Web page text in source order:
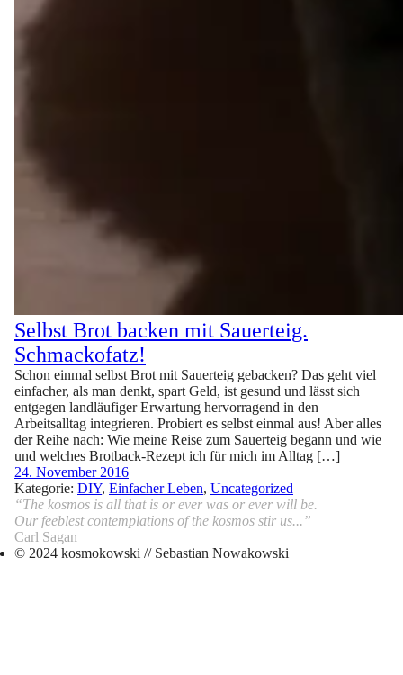
Selbst Brot backen mit Sauerteig.
Schmackofatz!
Schon einmal selbst Brot mit Sauerteig gebacken? Das geht viel
einfacher, als man denkt, spart Geld, ist gesund und lässt sich
entgegen landläufiger Erwartung hervorragend in den
Arbeitsalltag integrieren. Probiert es selbst einmal aus! Aber alles
der Reihe nach: Wie meine Reise zum Sauerteig begann und wie
und welches Brotback-Rezept ich für mich im Alltag […]
24. November 2016
Kategorie: DIY, Einfacher Leben, Uncategorized
“The kosmos is all that is or ever was or ever will be.
Our feeblest contemplations of the kosmos stir us...”
Carl Sagan
© 2024 kosmokowski // Sebastian Nowakowski